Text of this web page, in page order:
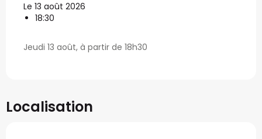
Le 13 août 2026
18:30
Jeudi 13 août, à partir de 18h30
Localisation